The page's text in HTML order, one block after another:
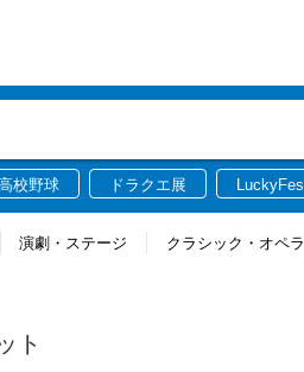
校野球 ドラクエ展 LuckyFes
演劇・ステージ クラシック・オペラ
ト